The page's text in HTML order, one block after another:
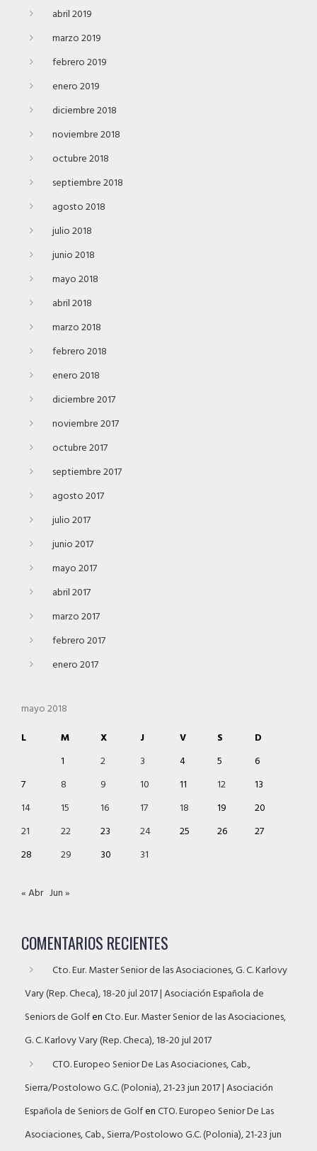
abril 2019
marzo 2019
febrero 2019
enero 2019
diciembre 2018
noviembre 2018
octubre 2018
septiembre 2018
agosto 2018
julio 2018
junio 2018
mayo 2018
abril 2018
marzo 2018
febrero 2018
enero 2018
diciembre 2017
noviembre 2017
octubre 2017
septiembre 2017
agosto 2017
julio 2017
junio 2017
mayo 2017
abril 2017
marzo 2017
febrero 2017
enero 2017
mayo 2018
L
M X J V S
D
1
2 3 4 5
6
7
8 9 10 11 12
13
14
15 16 17 18 19
20
21
22 23 24 25 26
27
28
29 30 31
« Abr Jun »
COMENTARIOS RECIENTES
Cto. Eur. Master Senior de las Asociaciones, G. C. Karlovy
Vary (Rep. Checa), 18-20 jul 2017 | Asociación Española de
Seniors de GolfenCto. Eur. Master Senior de las Asociaciones,
G. C. Karlovy Vary (Rep. Checa), 18-20 jul 2017
CTO. Europeo Senior De Las Asociaciones, Cab.,
Sierra/Postolowo G.C. (Polonia), 21-23 jun 2017 | Asociación
Española de Seniors de GolfenCTO. Europeo Senior De Las
Asociaciones, Cab., Sierra/Postolowo G.C. (Polonia), 21-23 jun